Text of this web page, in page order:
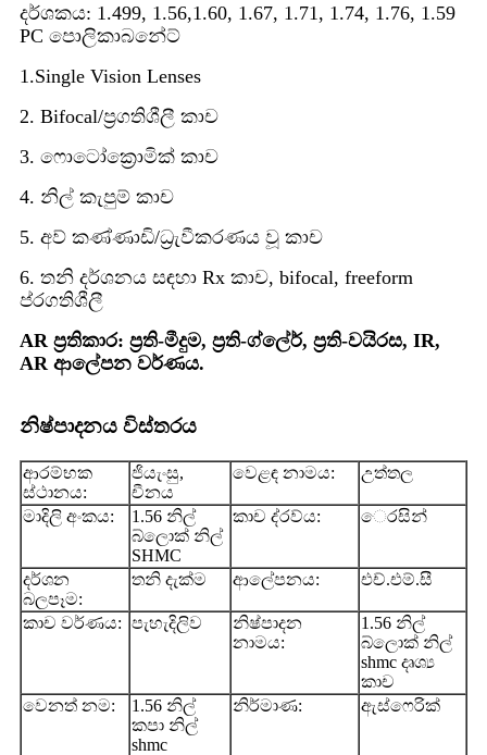
දර්ශකය: 1.499, 1.56,1.60, 1.67, 1.71, 1.74, 1.76, 1.59
PC පොලිකාබනේට්
1.Single Vision Lenses
2. Bifocal/ප්‍රගතිශීලී කාච
3. ෆොටෝක්‍රොමික් කාච
4. නිල් කැපුම් කාච
5. අව් කණ්ණාඩි/ධ්‍රැවීකරණය වූ කාච
6. තනි දර්ශනය සඳහා Rx කාච, bifocal, freeform
ප්රගතිශීලී
AR ප්‍රතිකාර: ප්‍රති-මීදුම, ප්‍රති-ග්ලේර්, ප්‍රති-වයිරස, IR,
AR ආලේපන වර්ණය.
නිෂ්පාදනය විස්තරය
ආරම්භක
ස්ථානය:
ජියැංසු,
චීනය
වෙළඳ නාමය: උත්තල
මාදිලි අංකය:
1.56 නිල්
බ්ලොක් නිල්
SHMC
කාච ද්රව්ය: ෙරසින්
දර්ශන
බලපෑම:
තනි දැක්ම ආලේපනය: එච්.එම්.සී
කාච වර්ණය: පැහැදිලිව
නිෂ්පාදන
නාමය:
1.56 නිල්
බ්ලොක් නිල්
shmc දෘශ්‍ය
කාච
වෙනත් නම:
1.56 නිල්
කපා නිල්
shmc
නිර්මාණ: ඇස්ෆෙරික්